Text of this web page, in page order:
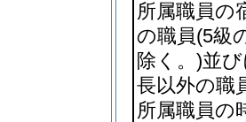
所属職員の
の職員(5級
除く。)並
長以外の職
所属職員の